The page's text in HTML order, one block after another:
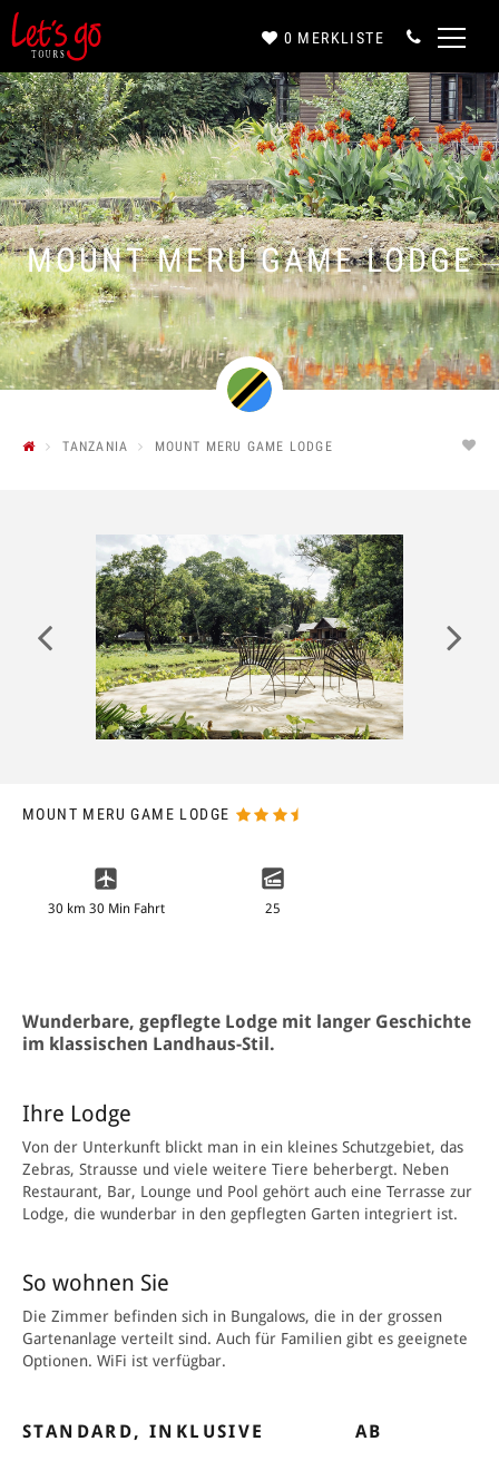
0 MERKLISTE
MOUNT MERU GAME LODGE
TANZANIA MOUNT MERU GAME LODGE
MOUNT MERU GAME LODGE
30 km 30 Min Fahrt 25
Wunderbare, gepflegte Lodge mit langer Geschichte
im klassischen Landhaus-Stil.
Ihre Lodge
Von der Unterkunft blickt man in ein kleines Schutzgebiet, das
Zebras, Strausse und viele weitere Tiere beherbergt. Neben
Restaurant, Bar, Lounge und Pool gehört auch eine Terrasse zur
Lodge, die wunderbar in den gepflegten Garten integriert ist.
So wohnen Sie
Die Zimmer befinden sich in Bungalows, die in der grossen
Gartenanlage verteilt sind. Auch für Familien gibt es geeignete
Optionen. WiFi ist verfügbar.
STANDARD, INKLUSIVE AB
Anrede*
Vorname*
Nachname*
ANMELDEN